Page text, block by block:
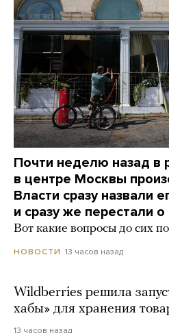
Почти неделю назад в
в центре Москвы
Власти сразу назвали
и сразу же перестали
Вот какие вопросы до сих
НОВОСТИ 13 часов назад
Wildberries решила
хабы» для хранения
13 часов назад